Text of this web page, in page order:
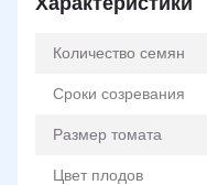
Количество семян
Сроки созревания
Размер томата
Цвет плодов